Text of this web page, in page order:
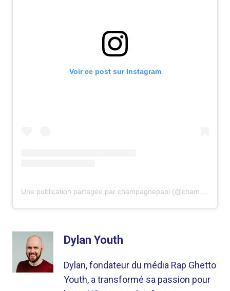
Voir ce post sur Instagram
Dylan Youth
Dylan, fondateur du média Rap Ghetto
Youth, a transformé sa passion pour